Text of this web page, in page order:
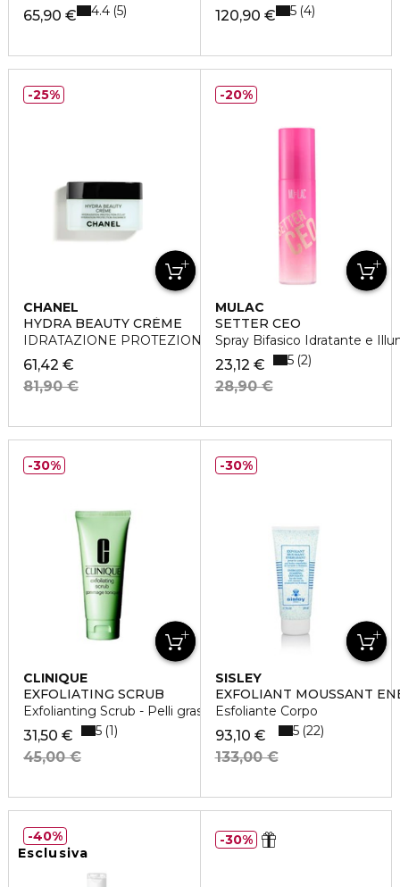
65,90 € 4.4 5 120,90 € 5 4
CHANEL
HYDRA BEAUTY CRÈME
IDRATAZIONE PROTEZIONE E LUMINOSITÀ - CREMA
61,42 €
81,90 €
25%
MULAC
SETTER CEO
Spray Bifasico Idratante e
23,12 €
28,90 €
5 2
20%
CLINIQUE
EXFOLIATING SCRUB
Exfolianting Scrub - Pelli grasse
31,50 €
45,00 €
5 1
30%
SISLEY
EXFOLIANT MOUSSANT
Esfoliante Corpo
93,10 €
133,00 €
5 22
30%
Esclusiva
40% 30%